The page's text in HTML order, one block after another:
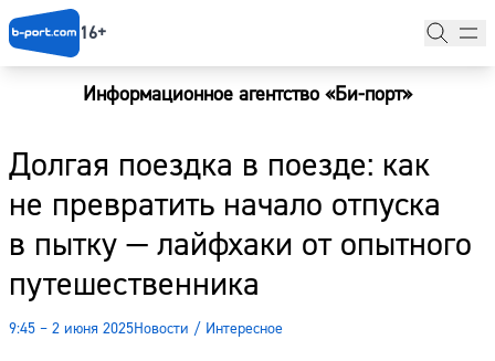
16+
Информационное агентство «Би-порт»
Долгая поездка в поезде: как
не превратить начало отпуска
в пытку — лайфхаки от опытного
путешественника
9:45 – 2 июня 2025Новости / Интересное
Новости
Наши гости
Фоторепортажи
Погода